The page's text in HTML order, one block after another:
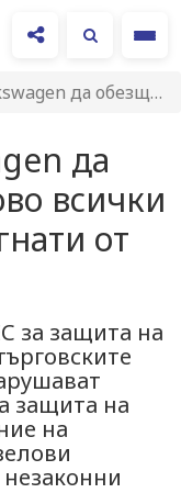
финансово всички свои клиенти…
да
всички
от
за защита на
защита на
на